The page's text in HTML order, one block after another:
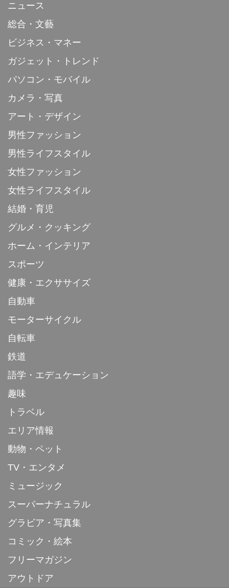
ニュース
総合・文藝
ビジネス・マネー
ガジェット・トレンド
パソコン・モバイル
カメラ・写真
アート・デザイン
男性ファッション
男性ライフスタイル
女性ファッション
女性ライフスタイル
結婚・育児
グルメ・クッキング
ホーム・インテリア
スポーツ
健康・エクササイズ
自動車
モーターサイクル
自転車
鉄道
語学・エデュケーション
趣味
トラベル
エリア情報
動物・ペット
TV・エンタメ
ミュージック
スーパーナチュラル
グラビア・写真集
コミック・絵本
フリーマガジン
アウトドア